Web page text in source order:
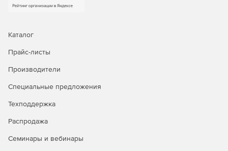
Использование клиент-серверной технологии.
секретность данных.
Учет отдельных комплектующих рабочих станций.
Отслеживание истории перемещения устройств, их
ремонта и профилактики.
Учет заявок от пользователей.
Каталог
Прайс-листы
Производители
Специальные предложения
Техподдержка
Распродажа
Семинары и вебинары